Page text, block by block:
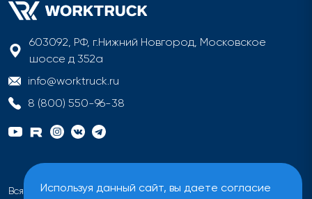
Используя данный сайт, вы даете согласие
603092, РФ, г.Нижний Новгород, Московское
шоссе д 352а
info@worktruck.ru
8 (800) 550-96-38
Вся информация на сайте имеет исключительно